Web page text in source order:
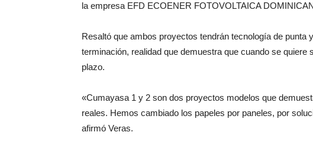
la empresa EFD ECOENER FOTOVOLTAICA
Resaltó que ambos proyectos tendrán tecnología de punta
terminación, realidad que demuestra que cuando se
plazo.
«Cumayasa 1 y 2 son dos proyectos modelos que
reales. Hemos cambiado los papeles por paneles, por
afirmó Veras.